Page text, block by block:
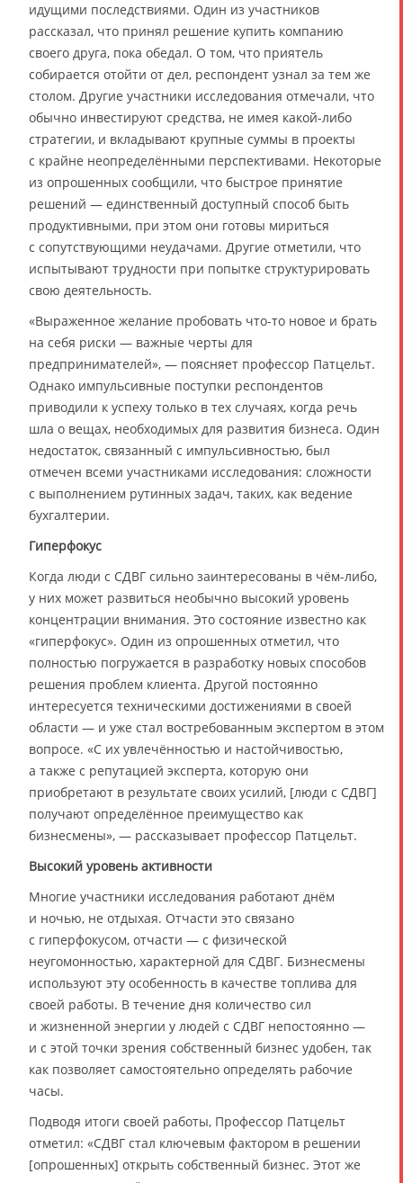
идущими последствиями. Один из участников
рассказал, что принял решение купить компанию
своего друга, пока обедал. О том, что приятель
собирается отойти от дел, респондент узнал за тем же
столом. Другие участники исследования отмечали, что
обычно инвестируют средства, не имея какой-либо
стратегии, и вкладывают крупные суммы в проекты
с крайне неопределёнными перспективами. Некоторые
из опрошенных сообщили, что быстрое принятие
решений — единственный доступный способ быть
продуктивными, при этом они готовы мириться
с сопутствующими неудачами. Другие отметили, что
испытывают трудности при попытке структурировать
свою деятельность.
«Выраженное желание пробовать что-то новое и брать
на себя риски — важные черты для
предпринимателей», — поясняет профессор Патцельт.
Однако импульсивные поступки респондентов
приводили к успеху только в тех случаях, когда речь
шла о вещах, необходимых для развития бизнеса. Один
недостаток, связанный с импульсивностью, был
отмечен всеми участниками исследования: сложности
с выполнением рутинных задач, таких, как ведение
бухгалтерии.
Гиперфокус
Когда люди с СДВГ сильно заинтересованы в чём-либо,
у них может развиться необычно высокий уровень
концентрации внимания. Это состояние известно как
«гиперфокус». Один из опрошенных отметил, что
полностью погружается в разработку новых способов
решения проблем клиента. Другой постоянно
интересуется техническими достижениями в своей
области — и уже стал востребованным экспертом в этом
вопросе. «С их увлечённостью и настойчивостью,
а также с репутацией эксперта, которую они
приобретают в результате своих усилий, [люди с СДВГ]
получают определённое преимущество как
бизнесмены», — рассказывает профессор Патцельт.
Высокий уровень активности
Многие участники исследования работают днём
и ночью, не отдыхая. Отчасти это связано
с гиперфокусом, отчасти — с физической
неугомонностью, характерной для СДВГ. Бизнесмены
используют эту особенность в качестве топлива для
своей работы. В течение дня количество сил
и жизненной энергии у людей с СДВГ непостоянно —
и с этой точки зрения собственный бизнес удобен, так
как позволяет самостоятельно определять рабочие
часы.
Подводя итоги своей работы, Профессор Патцельт
отметил: «СДВГ стал ключевым фактором в решении
[опрошенных] открыть собственный бизнес. Этот же